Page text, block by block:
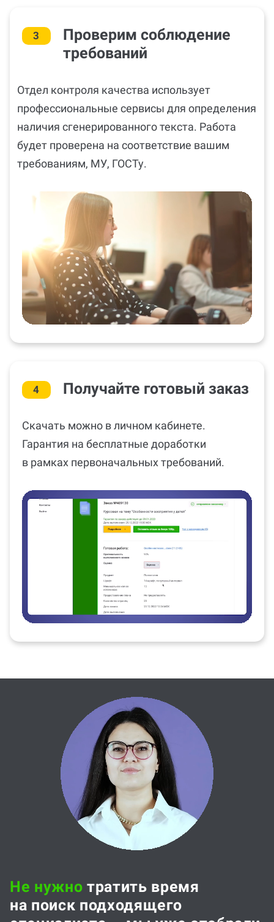
Проверим соблюдение
Отдел контроля качества использует
профессиональные сервисы для определения
наличия сгенерированного текста. Работа
будет проверена на соответствие вашим
требованиям, МУ, ГОСТу.
Получайте готовый заказ
Скачать можно в личном кабинете.
Гарантия на бесплатные доработки
в рамках первоначальных требований.
Не нужнотратить время